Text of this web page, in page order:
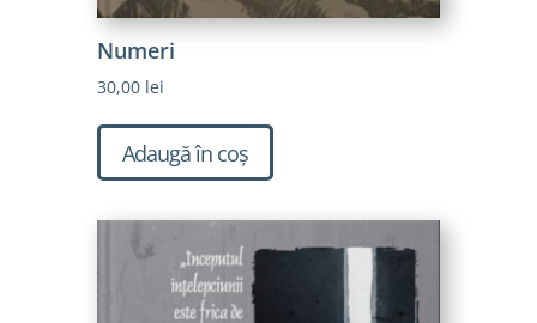
Numeri
30,00 lei
Adaugă în coș